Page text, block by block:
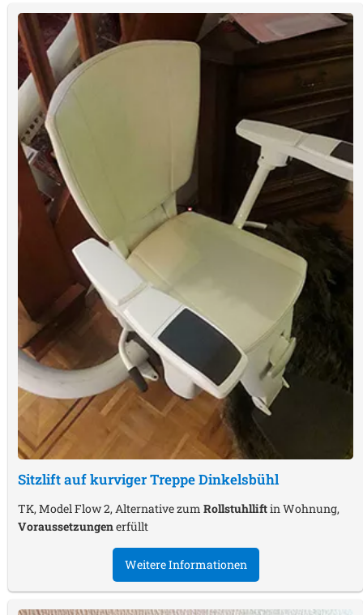
Sitzlift auf kurviger TreppeDinkelsbühl
TK, Model Flow 2, Alternative zum Rollstuhlliftin Wohnung,
Voraussetzungenerfüllt
Weitere Informationen